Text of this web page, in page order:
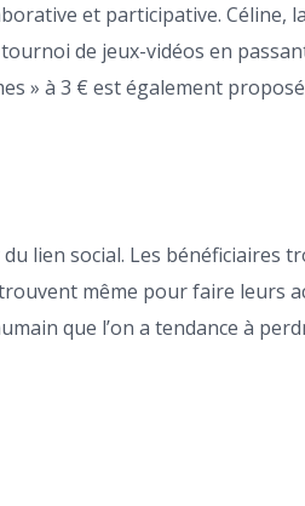
et participative. Céline,
de jeux-vidéos en
» à 3 € est également
lien social. Les bénéficiaires
même pour faire leurs
que l’on a tendance à